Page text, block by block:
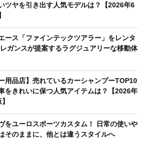
ツヤを引き出す人気モデルは？【2026年6
ース「ファインテックツアラー」をレンタ
ガンスが提案するラグジュアリーな移動体
ー用品店】売れているカーシャンプーTOP10
車をきれいに保つ人気アイテムは？【2026年
をユーロスポーツカスタム！ 日常の使いや
そのままに、他とは違うスタイルへ